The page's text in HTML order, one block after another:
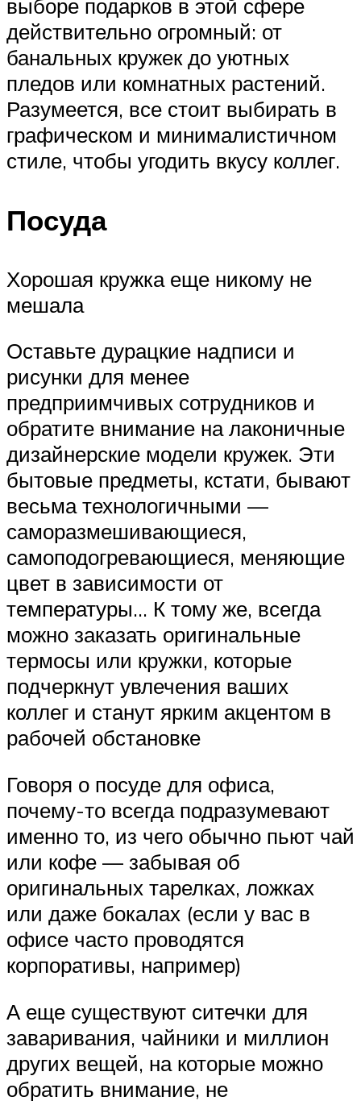
выборе подарков в этой сфере
действительно огромный: от
банальных кружек до уютных
пледов или комнатных растений.
Разумеется, все стоит выбирать в
графическом и минималистичном
стиле, чтобы угодить вкусу коллег.
Посуда
Хорошая кружка еще никому не
мешала
Оставьте дурацкие надписи и
рисунки для менее
предприимчивых сотрудников и
обратите внимание на лаконичные
дизайнерские модели кружек. Эти
бытовые предметы, кстати, бывают
весьма технологичными —
саморазмешивающиеся,
самоподогревающиеся, меняющие
цвет в зависимости от
температуры… К тому же, всегда
можно заказать оригинальные
термосы или кружки, которые
подчеркнут увлечения ваших
коллег и станут ярким акцентом в
рабочей обстановке
Говоря о посуде для офиса,
почему-то всегда подразумевают
именно то, из чего обычно пьют чай
или кофе — забывая об
оригинальных тарелках, ложках
или даже бокалах (если у вас в
офисе часто проводятся
корпоративы, например)
А еще существуют ситечки для
заваривания, чайники и миллион
других вещей, на которые можно
обратить внимание, не